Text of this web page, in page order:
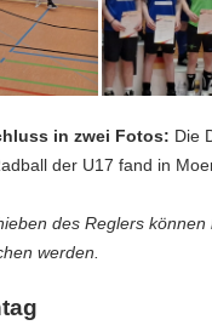
in zwei Fotos: Die
der U17 fand in
des Reglers können
werden.